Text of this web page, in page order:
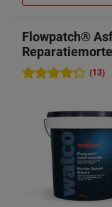
Flowpatch®
(13)